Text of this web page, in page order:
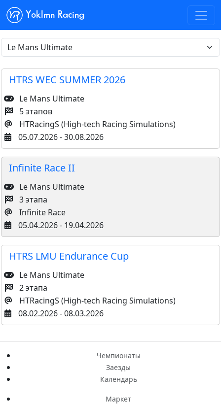
Yoklmn Racing
HTRS WEC SUMMER 2026
Le Mans Ultimate
5 этапов
HTRacingS (High-tech Racing Simulations)
05.07.2026 - 30.08.2026
Infinite Race II
Le Mans Ultimate
3 этапа
Infinite Race
05.04.2026 - 19.04.2026
HTRS LMU Endurance Cup
Le Mans Ultimate
2 этапа
HTRacingS (High-tech Racing Simulations)
08.02.2026 - 08.03.2026
Чемпионаты
Заезды
Календарь
Маркет